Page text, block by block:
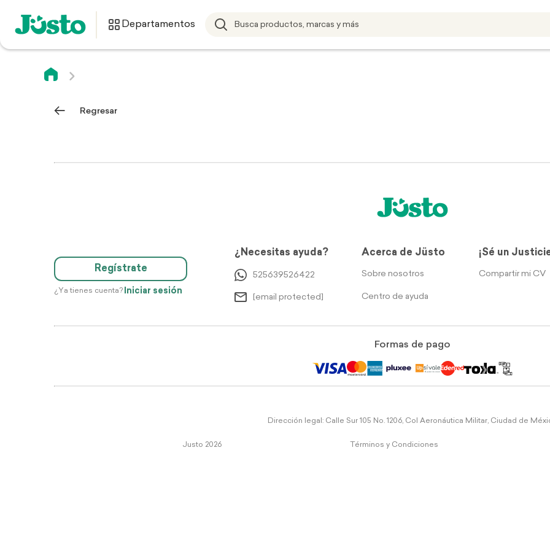
Departamentos
Regresar
Regístrate
¿Ya tienes cuenta? Iniciar sesión
¿Necesitas ayuda?
525639526422
[email protected]
Acerca de Jüsto
Sobre nosotros
Centro de ayuda
¡Sé un
Compartir mi CV
Formas de pago
Dirección legal: Calle Sur 105 No. 1206, Col Aeronáutica Militar, Ciudad de
Justo 2026 Términos y Condiciones